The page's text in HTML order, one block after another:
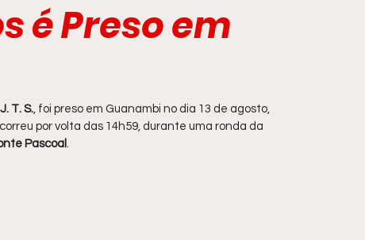
é Preso em
T. S., foi preso em Guanambi no dia 13 de agosto,
por volta das 14h59, durante uma ronda da
Pascoal.